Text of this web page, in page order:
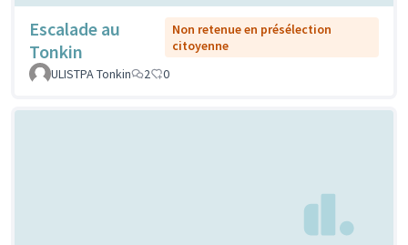
Escalade au
Tonkin
Non retenue en présélection
citoyenne
ULISTPA Tonkin
2 0